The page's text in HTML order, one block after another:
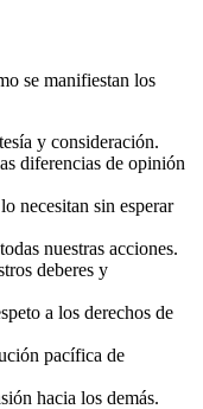
se manifiestan los
y consideración.
diferencias de opinión
necesitan sin esperar
nuestras acciones.
deberes y
a los derechos de
pacífica de
hacia los demás.